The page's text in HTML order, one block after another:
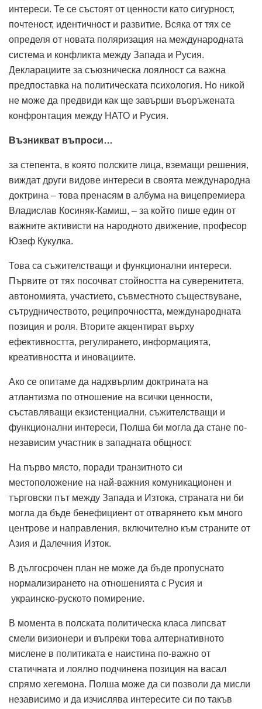
интереси. Те се състоят от ценности като сигурност,
почтеност, идентичност и развитие. Всяка от тях се
определя от новата поляризация на международната
система и конфликта между Запада и Русия.
Декларациите за съюзническа лоялност са важна
предпоставка на политическата психология. Но никой
не може да предвиди как ще завърши въоръжената
конфронтация между НАТО и Русия.
Възникват въпроси…
за степента, в която полските лица, вземащи решения,
виждат други видове интереси в своята международна
доктрина – това пренасям в албума на вицепремиера
Владислав Косиняк-Камиш, – за който пише един от
важните активисти на народното движение, професор
Юзеф Кукулка.
Това са съжителстващи и функционални интереси.
Първите от тях посочват стойността на суверенитета,
автономията, участието, съвместното съществуване,
сътрудничеството, реципрочността, международната
позиция и роля. Вторите акцентират върху
ефективността, регулирането, информацията,
креативността и иновациите.
Ако се опитаме да надхвърлим доктрината на
атлантизма по отношение на всички ценности,
съставляващи екзистенциални, съжителстващи и
функционални интереси, Полша би могла да стане по-
независим участник в западната общност.
На първо място, поради транзитното си
местоположение на най-важния комуникационен и
търговски път между Запада и Изтока, страната ни би
могла да бъде бенефициент от отварянето към много
центрове и направления, включително към страните от
Азия и Далечния Изток.
В дългосрочен план не може да бъде пропуснато
нормализирането на отношенията с Русия и
украинско-руското помирение.
В момента в полската политическа класа липсват
смели визионери и въпреки това алтернативното
мислене в политиката е наистина по-важно от
статичната и лоялно подчинена позиция на васал
спрямо хегемона. Полша може да си позволи да мисли
независимо и да изчислява интересите си по такъв